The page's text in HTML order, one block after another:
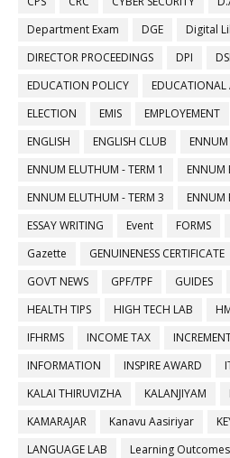
Department Exam
DGE
Digital
DIRECTOR PROCEEDINGS
DPI
EDUCATION POLICY
EDUCATIONAL
ELECTION
EMIS EMPLOYEMENT
ENGLISH
ENGLISH CLUB
ENNUM ELUTHUM - TERM 1
ENNUM
ENNUM ELUTHUM - TERM 3
ENNUM
ESSAY WRITING
Event FORMS
Gazette
GENUINENESS CERTIFICATE
GOVT NEWS
GPF/TPF GUIDES
HEALTH TIPS
HIGH TECH LAB
IFHRMS
INCOME TAX
INFORMATION
INSPIRE AWARD
KALAI THIRUVIZHA
KALANJIYAM
KAMARAJAR
Kanavu Aasiriyar
LANGUAGE LAB
Learning Outcomes